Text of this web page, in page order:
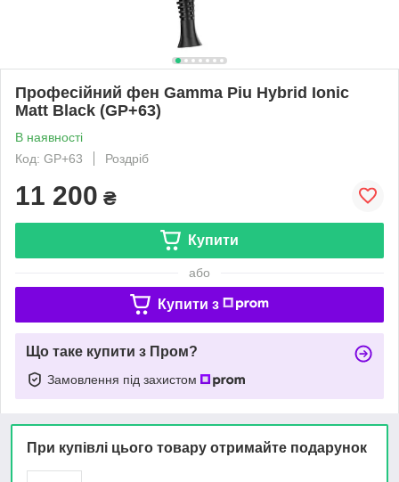
Професійний фен Gamma Piu Hybrid Ionic
Matt Black (GP+63)
В наявності
Код: GP+63
Роздріб
11 200 ₴
Купити
або
Купити з
Що таке купити з Пром?
Замовлення під захистом
При купівлі цього товару отримайте подарунок